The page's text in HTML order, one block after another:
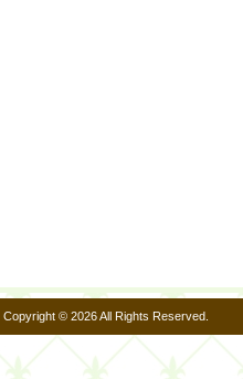
Copyright © 2026 All Rights Reserved.